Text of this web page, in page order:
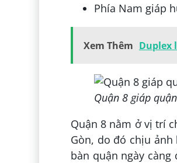
Phía Nam giáp
Xem Thêm Duplex
Quận 8 giáp
Quận 8 nằm ở vị trí
Gòn, do đó chịu
bàn quận ngày